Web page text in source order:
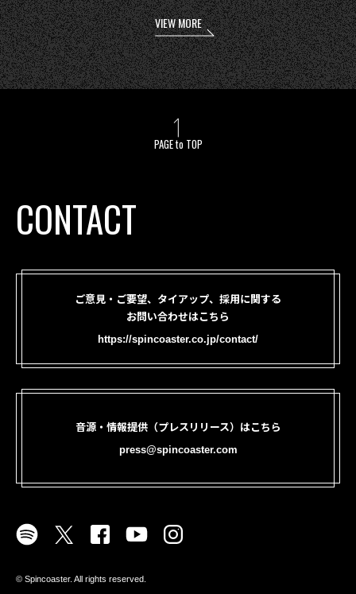
VIEW MORE
PAGE to TOP
CONTACT
ご意見・ご要望、タイアップ、採用に関する
お問い合わせはこちら
https://spincoaster.co.jp/contact/
音源・情報提供（プレスリリース）はこちら
press@spincoaster.com
©︎ Spincoaster. All rights reserved.